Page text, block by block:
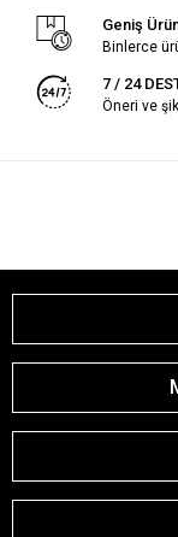
Geniş
Binlerce
7 / 24
Öneri ve